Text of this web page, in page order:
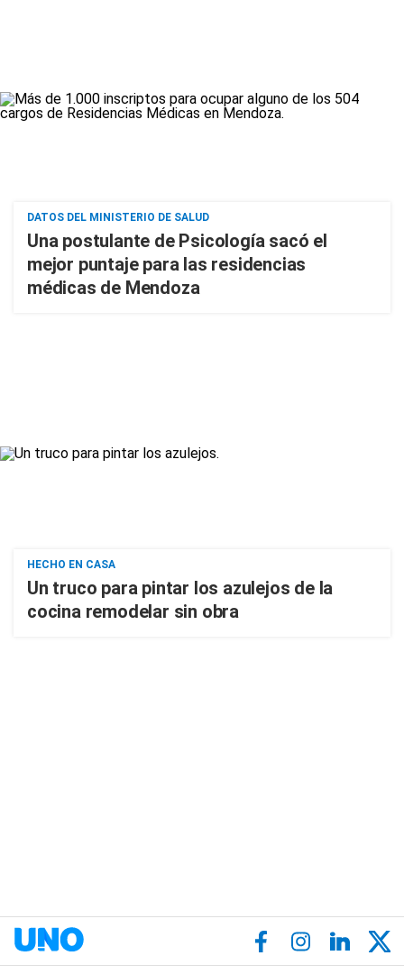
DATOS DEL MINISTERIO DE SALUD
Una postulante de Psicología sacó el
mejor puntaje para las residencias
médicas de Mendoza
HECHO EN CASA
Un truco para pintar los azulejos de la
cocina remodelar sin obra